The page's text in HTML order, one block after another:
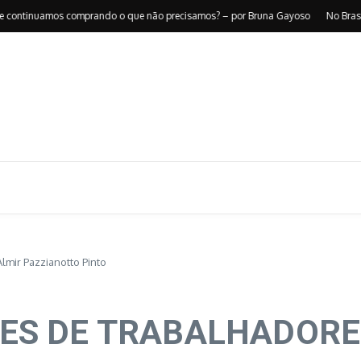
comprando o que não precisamos? – por Bruna Gayoso No Brasil,
Pazzianotto Pinto
DE